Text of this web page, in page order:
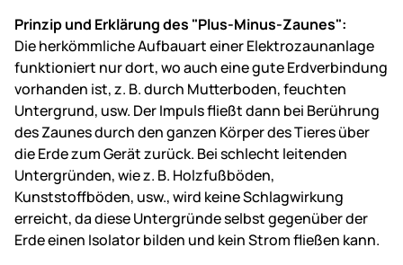
Prinzip und Erklärung des "Plus-Minus-Zaunes":
Die herkömmliche Aufbauart einer Elektrozaunanlage
funktioniert nur dort, wo auch eine gute Erdverbindung
vorhanden ist, z. B. durch Mutterboden, feuchten
Untergrund, usw. Der Impuls fließt dann bei Berührung
des Zaunes durch den ganzen Körper des Tieres über
die Erde zum Gerät zurück. Bei schlecht leitenden
Untergründen, wie z. B. Holzfußböden,
Kunststoffböden, usw., wird keine Schlagwirkung
erreicht, da diese Untergründe selbst gegenüber der
Erde einen Isolator bilden und kein Strom fließen kann.